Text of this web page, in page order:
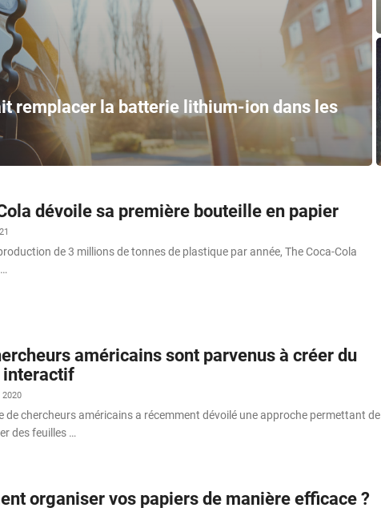
remplacer la batterie lithium-ion dans les
dévoile sa première bouteille en papier
de 3 millions de tonnes de plastique par année, The Coca-Cola
américains sont parvenus à créer du
interactif
de chercheurs américains a récemment dévoilé une approche permettant de
des feuilles …
organiser vos papiers de manière efficace ?